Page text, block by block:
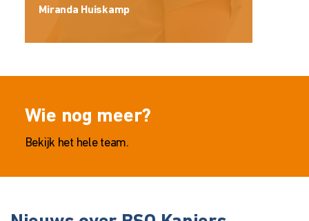
Miranda Huiskamp
Wie nog meer?
Bekijk het hele team.